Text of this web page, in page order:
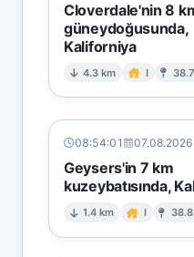
Cloverdale'nin 8
güneydoğusunda,
Kaliforniya
4.3 km I
08:54:01 07.08.2026
Geysers'in 7 km
kuzeybatısında,
1.4 km I